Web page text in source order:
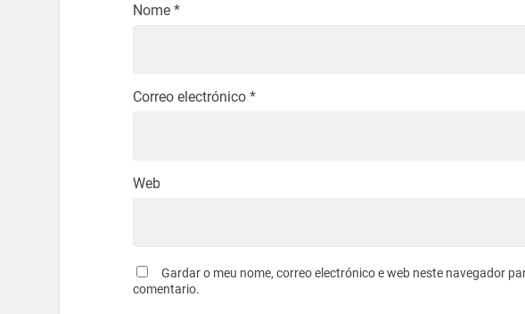
Nome *
Correo electrónico *
Web
Gardar o meu nome, correo electrónico e web neste navegador
comentario.